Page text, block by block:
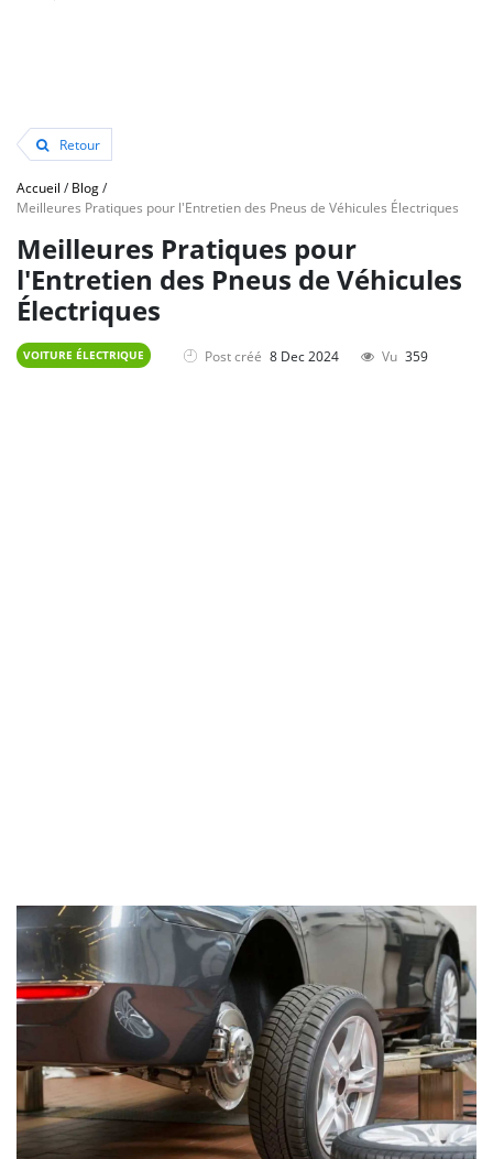
Retour
Accueil /Blog/
Meilleures Pratiques pour l'Entretien des Pneus de Véhicules Électriques
Meilleures Pratiques pour
l'Entretien des Pneus de Véhicules
Électriques
VOITURE ÉLECTRIQUE Post créé 8 Dec 2024 Vu 359